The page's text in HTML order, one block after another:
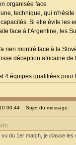
organisée face
technique, qui
Si elle évite les
face à l'Argentine, les
rien montré face à la
déception africaine
4 équipes qualifiées pour
00:44 Sujet du message:
vu du 1er match, je classe